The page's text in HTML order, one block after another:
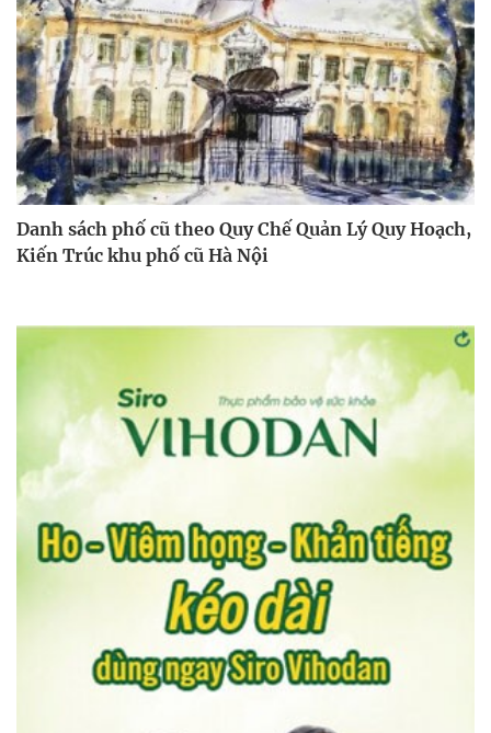
Danh sách phố cũ theo Quy Chế Quản Lý Quy Hoạch,
Kiến Trúc khu phố cũ Hà Nội